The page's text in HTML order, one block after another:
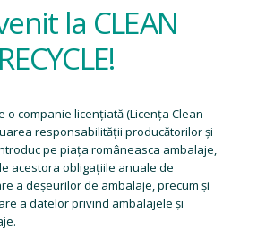
la CLEAN
RECYCLE!
o companie licențiată (Licența Clean
responsabilității producătorilor și
pe piața româneasca ambalaje,
acestora obligațiile anuale de
a deșeurilor de ambalaje, precum și
a datelor privind ambalajele și